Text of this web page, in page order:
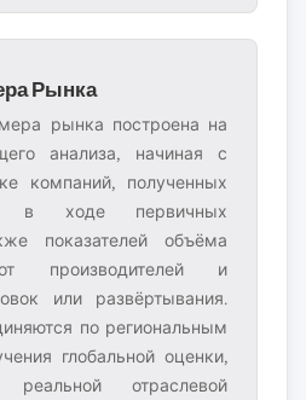
Рынка
рынка построена на
анализа, начиная с
компаний, полученных
в ходе первичных
показателей объёма
производителей и
или развёртывания.
по региональным
глобальной оценки,
отраслевой